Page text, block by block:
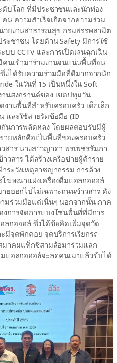
ดับโลก ที่มีประชาชนและนักท่อง
คน ความสำเร็จเกิดจากความร่วม
วยงานสาธารณสุข กรมสรรพสามิต
ะชาชน โดยด้าน Safety มีการใช้
บบ CCTV และการเปิดเลนฉุกเฉิน
คนเข้ามาร่วมงานจนแน่นพื้นที่จน
งได้รับความร่วมมือที่ดีมากจากนัก
ในวันที่ 15 เป็นหนึ่งใน Soft
นสงกรานต์ของ เขตปทุมวัน
านพื้นที่สำหรับครอบครัว เด็กเล็ก
และใช้สายรัดข้อมือ (ID
กันการพลัดหลง โดยผลตอบรับมีผู้
ายหลักคือเป็นพื้นที่ของครอบครัว
สาร นางสาวญาดา พรเพชรรัมภา
วสาร ได้สร้างเครือข่ายผู้ค้าราย
ระวังเหตุอาชญากรรม การล้วง
โฆษณาแฝงเครื่องดื่มแอลกอฮอล์
ยออกไปไม่เฉพาะถนนข้าวสาร ดัง
ามร่วมมือแต่เนิ่นๆ นอกจากนั้น ภาค
งการจัดการแบ่งโซนพื้นที่ที่มีการ
กอฮอล์ ซึ่งได้ข้อคิดเพิ่มจุดวัด
มีจุดพักคอย จุดบริการเรียกรถ
าคมแท็กซี่สามล้อมาร่วมแลก
แอลกอฮอล์จะลดคนเมาแล้วขับได้